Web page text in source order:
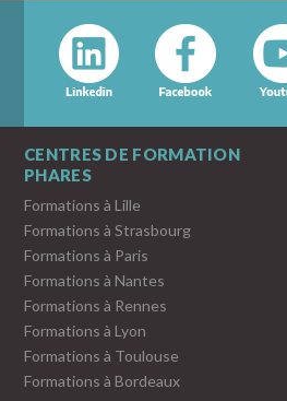
CENTRES DE FORMATION
PHARES
Formations à Lille
Formations à Strasbourg
Formations à Paris
Formations à Nantes
Formations à Rennes
Formations à Lyon
Formations à Toulouse
Formations à Bordeaux